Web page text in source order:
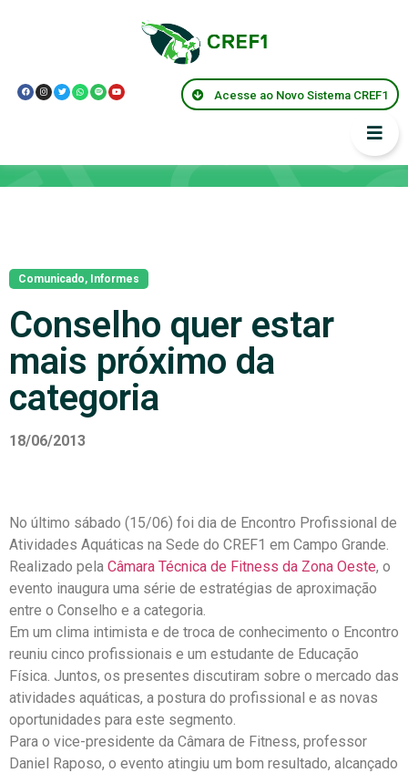
Acesse ao Novo Sistema CREF1
Comunicado, Informes
Conselho quer estar
mais próximo da
categoria
18/06/2013
No último sábado (15/06) foi dia de Encontro Profissional de
Atividades Aquáticas na Sede do CREF1 em Campo Grande.
Realizado pela Câmara Técnica de Fitness da Zona Oeste, o
evento inaugura uma série de estratégias de aproximação
entre o Conselho e a categoria.
Em um clima intimista e de troca de conhecimento o Encontro
reuniu cinco profissionais e um estudante de Educação
Física. Juntos, os presentes discutiram sobre o mercado das
atividades aquáticas, a postura do profissional e as novas
oportunidades para este segmento.
Para o vice-presidente da Câmara de Fitness, professor
Daniel Raposo, o evento atingiu um bom resultado, alcançado